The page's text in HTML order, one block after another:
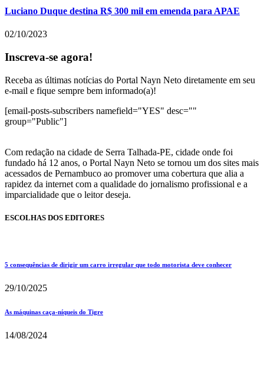
Luciano Duque destina R$ 300 mil em emenda para APAE
02/10/2023
Inscreva-se agora!
Receba as últimas notícias do Portal Nayn Neto diretamente em seu
e-mail e fique sempre bem informado(a)!
[email-posts-subscribers namefield="YES" desc=""
group="Public"]
Com redação na cidade de Serra Talhada-PE, cidade onde foi
fundado há 12 anos, o Portal Nayn Neto se tornou um dos sites mais
acessados de Pernambuco ao promover uma cobertura que alia a
rapidez da internet com a qualidade do jornalismo profissional e a
imparcialidade que o leitor deseja.
ESCOLHAS DOS EDITORES
5 consequências de dirigir um carro irregular que todo motorista deve conhecer
29/10/2025
As máquinas caça-níqueis do Tigre
14/08/2024